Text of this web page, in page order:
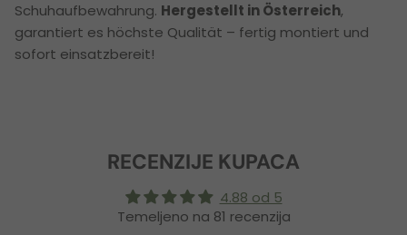
Schuhaufbewahrung. Hergestellt in Österreich,
garantiert es höchste Qualität – fertig montiert und
sofort einsatzbereit!
RECENZIJE KUPACA
4.88 od 5
Temeljeno na 81 recenzija